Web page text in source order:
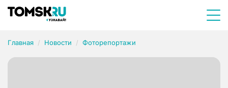
Главная Новости Фоторепортажи